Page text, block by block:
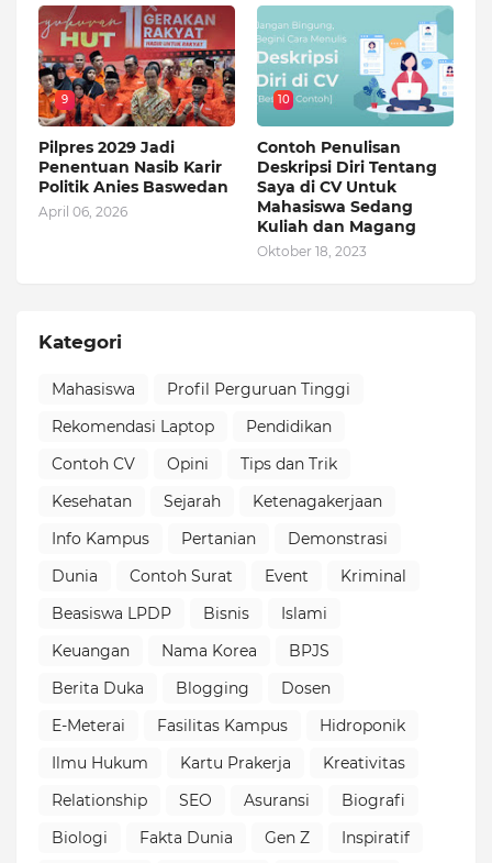
9
Pilpres 2029 Jadi
Penentuan Nasib Karir
Politik Anies Baswedan
April 06, 2026
10
Contoh Penulisan
Deskripsi Diri Tentang
Saya di CV Untuk
Mahasiswa Sedang
Kuliah dan Magang
Oktober 18, 2023
Kategori
Mahasiswa
Profil Perguruan Tinggi
Rekomendasi Laptop
Pendidikan
Contoh CV
Opini
Tips dan Trik
Kesehatan
Sejarah
Ketenagakerjaan
Info Kampus
Pertanian
Demonstrasi
Dunia
Contoh Surat Event
Kriminal
Beasiswa LPDP
Bisnis
Islami
Keuangan
Nama Korea
BPJS
Berita Duka
Blogging
Dosen
E-Meterai
Fasilitas Kampus
Hidroponik
Ilmu Hukum
Kartu Prakerja
Kreativitas
Relationship
SEO Asuransi
Biografi
Biologi
Fakta Dunia Gen Z
Inspiratif